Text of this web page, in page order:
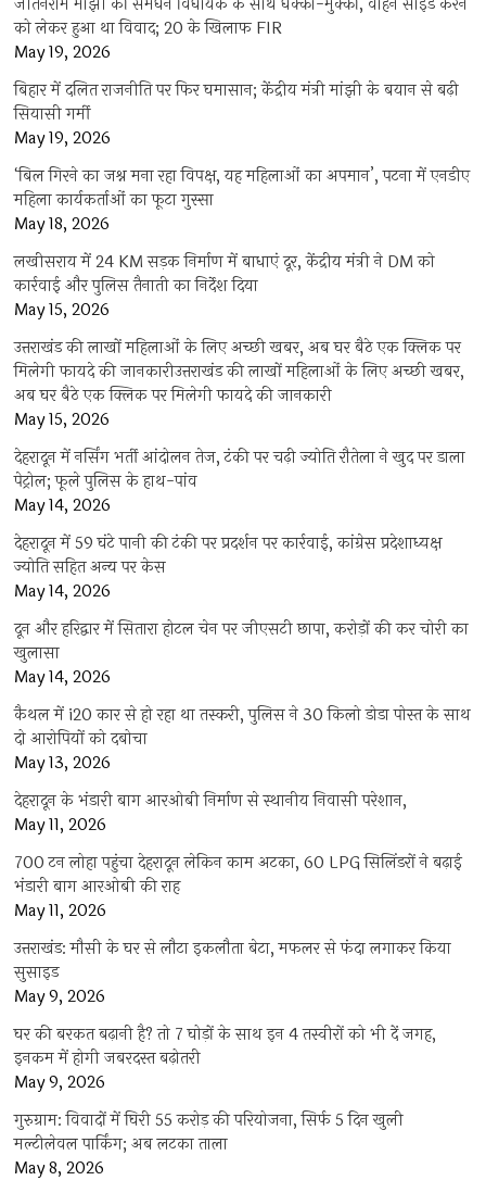
जीतनराम मांझी की समधन विधायक के साथ धक्का-मुक्की, वाहन साइड करने
को लेकर हुआ था विवाद; 20 के खिलाफ FIR
May 19, 2026
बिहार में दलित राजनीति पर फिर घमासान; केंद्रीय मंत्री मांझी के बयान से बढ़ी
सियासी गर्मी
May 19, 2026
‘बिल गिरने का जश्न मना रहा विपक्ष, यह महिलाओं का अपमान’, पटना में एनडीए
महिला कार्यकर्ताओं का फूटा गुस्सा
May 18, 2026
लखीसराय में 24 KM सड़क निर्माण में बाधाएं दूर, केंद्रीय मंत्री ने DM को
कार्रवाई और पुलिस तैनाती का निर्देश दिया
May 15, 2026
उत्तराखंड की लाखों महिलाओं के लिए अच्छी खबर, अब घर बैठे एक क्लिक पर
मिलेगी फायदे की जानकारीउत्तराखंड की लाखों महिलाओं के लिए अच्छी खबर,
अब घर बैठे एक क्लिक पर मिलेगी फायदे की जानकारी
May 15, 2026
देहरादून में नर्सिंग भर्ती आंदोलन तेज, टंकी पर चढ़ी ज्योति रौतेला ने खुद पर डाला
पेट्रोल; फूले पुलिस के हाथ-पांव
May 14, 2026
देहरादून में 59 घंटे पानी की टंकी पर प्रदर्शन पर कार्रवाई, कांग्रेस प्रदेशाध्यक्ष
ज्योति सहित अन्य पर केस
May 14, 2026
दून और हरिद्वार में सितारा होटल चेन पर जीएसटी छापा, करोड़ों की कर चोरी का
खुलासा
May 14, 2026
कैथल में i20 कार से हो रहा था तस्करी, पुलिस ने 30 किलो डोडा पोस्त के साथ
दो आरोपियों को दबोचा
May 13, 2026
देहरादून के भंडारी बाग आरओबी निर्माण से स्थानीय निवासी परेशान,
May 11, 2026
700 टन लोहा पहुंचा देहरादून लेकिन काम अटका, 60 LPG सिलिंडरों ने बढ़ाई
भंडारी बाग आरओबी की राह
May 11, 2026
उत्तराखंड: मौसी के घर से लौटा इकलौता बेटा, मफलर से फंदा लगाकर किया
सुसाइड
May 9, 2026
घर की बरकत बढ़ानी है? तो 7 घोड़ों के साथ इन 4 तस्वीरों को भी दें जगह,
इनकम में होगी जबरदस्त बढ़ोतरी
May 9, 2026
गुरुग्राम: विवादों में घिरी 55 करोड़ की परियोजना, सिर्फ 5 दिन खुली
मल्टीलेवल पार्किंग; अब लटका ताला
May 8, 2026